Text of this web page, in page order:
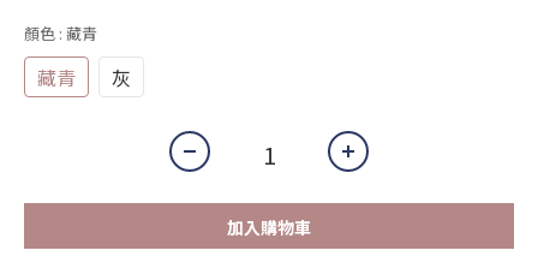
顏色 : 藏青
藏青 灰
加入購物車